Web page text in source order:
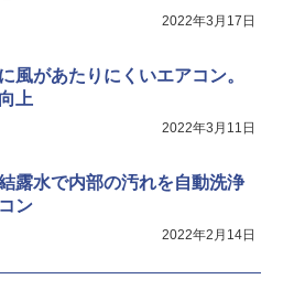
2022年3月17日
風があたりにくいエアコン。
上
2022年3月11日
露水で内部の汚れを自動洗浄
ン
2022年2月14日